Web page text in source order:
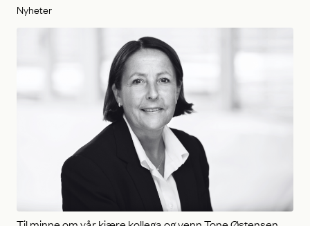
Nyheter